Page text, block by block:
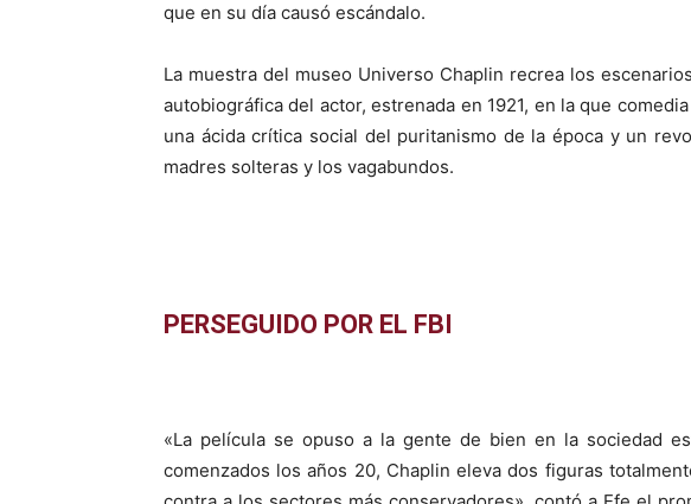
que en su día causó escándalo.
La muestra del museo Universo Chaplin recrea los
autobiográfica del actor, estrenada en 1921, en la que
una ácida crítica social del puritanismo de la época y un
madres solteras y los vagabundos.
PERSEGUIDO POR EL FBI
«La película se opuso a la gente de bien en la sociedad
comenzados los años 20, Chaplin eleva dos figuras